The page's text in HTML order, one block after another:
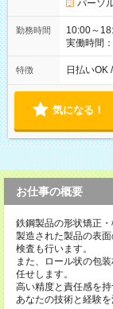
パーソ
勤務時間
10:00～
実働時間
休みやす
特徴 日払いOK
気になる！
お仕事の概要
鉄鋼製品の形状矯正
製造された製品の表
検査も行います。
また、ロール状の包
任せします。
高い精度と責任感を持
あなたの技術と経験